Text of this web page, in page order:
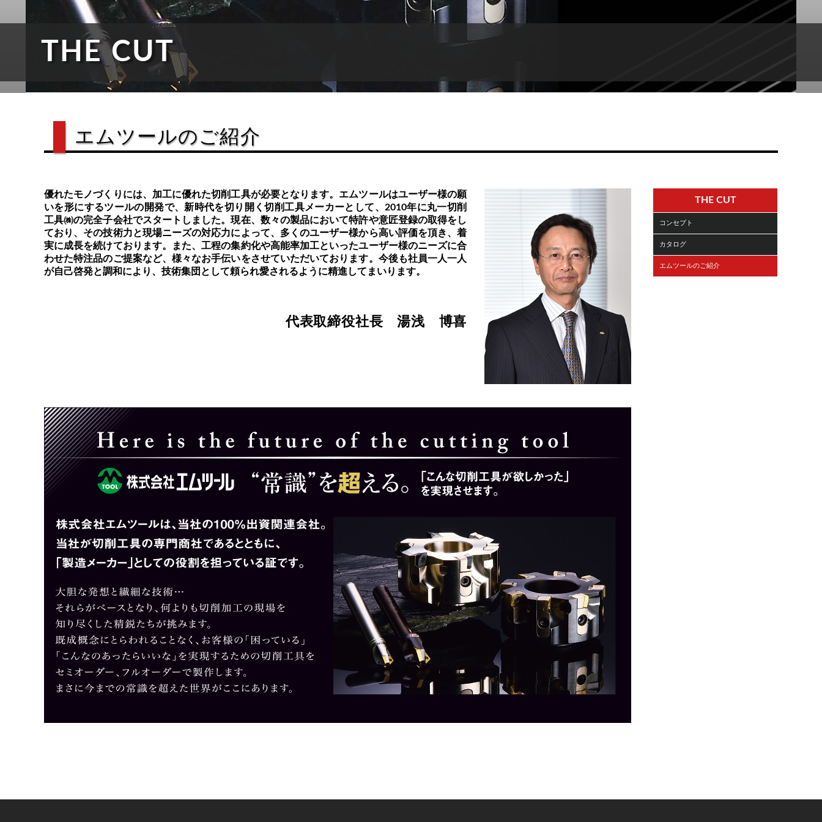
THE CUT
エムツールのご紹介
優れたモノづくりには、加工に優れた切削工具が必要となります。エムツールはユーザー様の願
いを形にするツールの開発で、新時代を切り開く切削工具メーカーとして、2010年に丸一切削
工具㈱の完全子会社でスタートしました。現在、数々の製品において特許や意匠登録の取得をし
ており、その技術力と現場ニーズの対応力によって、多くのユーザー様から高い評価を頂き、着
実に成長を続けております。また、工程の集約化や高能率加工といったユーザー様のニーズに合
わせた特注品のご提案など、様々なお手伝いをさせていただいております。今後も社員一人一人
が自己啓発と調和により、技術集団として頼られ愛されるように精進してまいります。
代表取締役社長 湯浅 博喜
THE CUT
コンセプト
カタログ
エムツールのご紹介